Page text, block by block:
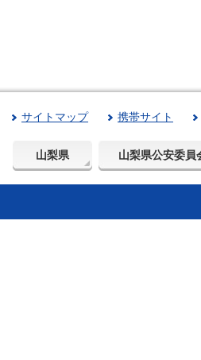
サイトマップ 携帯サイト
山梨県 山梨県公安委員